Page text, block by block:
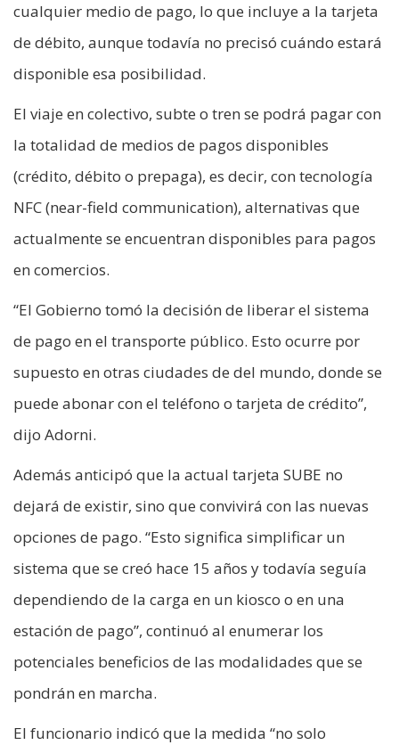
cualquier medio de pago, lo que incluye a la tarjeta
de débito, aunque todavía no precisó cuándo estará
disponible esa posibilidad.
El viaje en colectivo, subte o tren se podrá pagar con
la totalidad de medios de pagos disponibles
(crédito, débito o prepaga), es decir, con tecnología
NFC (near-field communication), alternativas que
actualmente se encuentran disponibles para pagos
en comercios.
“El Gobierno tomó la decisión de liberar el sistema
de pago en el transporte público. Esto ocurre por
supuesto en otras ciudades de del mundo, donde se
puede abonar con el teléfono o tarjeta de crédito”,
dijo Adorni.
Además anticipó que la actual tarjeta SUBE no
dejará de existir, sino que convivirá con las nuevas
opciones de pago. “Esto significa simplificar un
sistema que se creó hace 15 años y todavía seguía
dependiendo de la carga en un kiosco o en una
estación de pago”, continuó al enumerar los
potenciales beneficios de las modalidades que se
pondrán en marcha.
El funcionario indicó que la medida “no solo